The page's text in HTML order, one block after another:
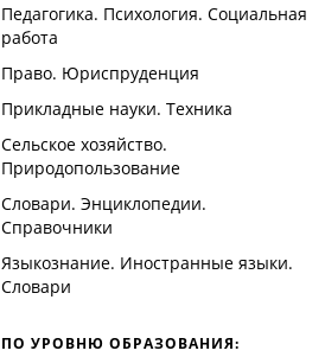
Педагогика. Психология. Социальная
работа
Право. Юриспруденция
Прикладные науки. Техника
Сельское хозяйство.
Природопользование
Словари. Энциклопедии.
Справочники
Языкознание. Иностранные языки.
Словари
ПО УРОВНЮ ОБРАЗОВАНИЯ: